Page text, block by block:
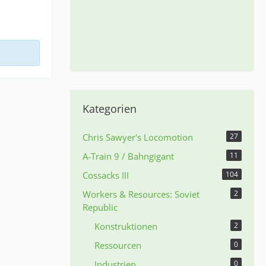
Kategorien
Chris Sawyer's Locomotion 27
A-Train 9 / Bahngigant 11
Cossacks III 104
Workers & Resources: Soviet
Republic
2
Konstruktionen 2
Ressourcen 0
0